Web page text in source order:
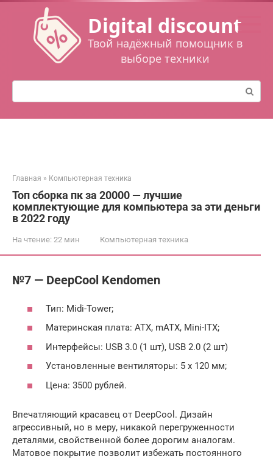
Перейти
контенту
Digital discount
Твой надёжный помощник в
выборе техники
Поиск:
Главная » Компьютерная техника
Топ сборка пк за 20000 — лучшие
комплектующие для компьютера за эти деньги
в 2022 году
На чтение: 22 мин Компьютерная техника
№7 — DeepCool Kendomen
Тип: Midi-Tower;
Материнская плата: ATX, mATX, Mini-ITX;
Интерфейсы: USB 3.0 (1 шт), USB 2.0 (2 шт)
Установленные вентиляторы: 5 х 120 мм;
Цена: 3500 рублей.
Впечатляющий красавец от DeepCool. Дизайн
агрессивный, но в меру, никакой перегруженности
деталями, свойственной более дорогим аналогам.
Матовое покрытие позволит избежать постоянного